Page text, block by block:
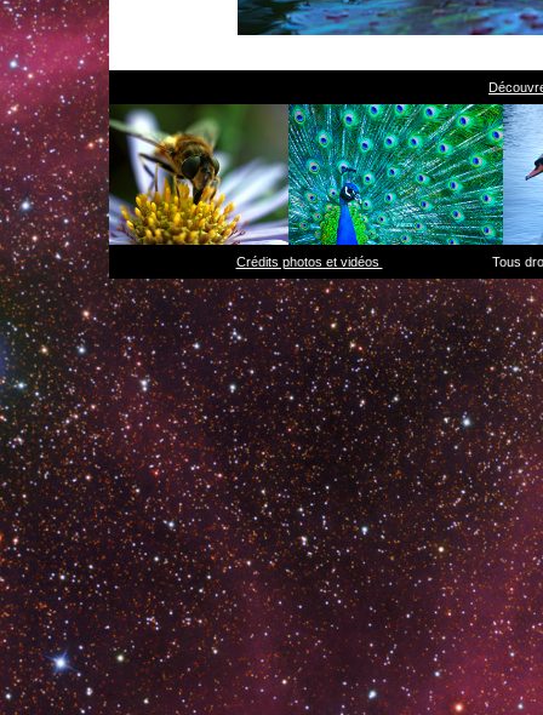
Crédits photos et vidéos Tous droits